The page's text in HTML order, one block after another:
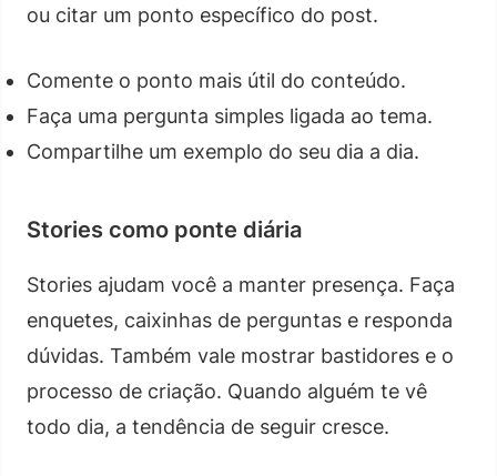
ou citar um ponto específico do post.
Comente o ponto mais útil do conteúdo.
Faça uma pergunta simples ligada ao tema.
Compartilhe um exemplo do seu dia a dia.
Stories como ponte diária
Stories ajudam você a manter presença. Faça
enquetes, caixinhas de perguntas e responda
dúvidas. Também vale mostrar bastidores e o
processo de criação. Quando alguém te vê
todo dia, a tendência de seguir cresce.